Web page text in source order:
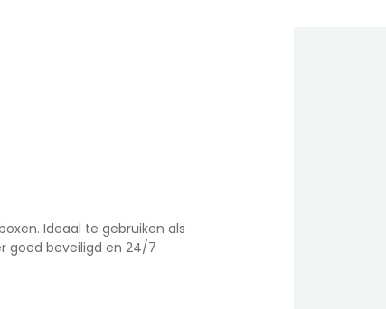
Ideaal te gebruiken als
goed beveiligd en 24/7